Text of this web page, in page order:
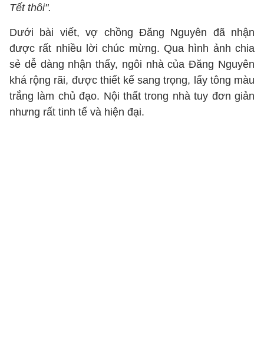
Tết thôi".
Dưới bài viết, vợ chồng Đăng Nguyên đã nhận
được rất nhiều lời chúc mừng. Qua hình ảnh chia
sẻ dễ dàng nhận thấy, ngôi nhà của Đăng Nguyên
khá rộng rãi, được thiết kế sang trọng, lấy tông màu
trắng làm chủ đạo. Nội thất trong nhà tuy đơn giản
nhưng rất tinh tế và hiện đại.